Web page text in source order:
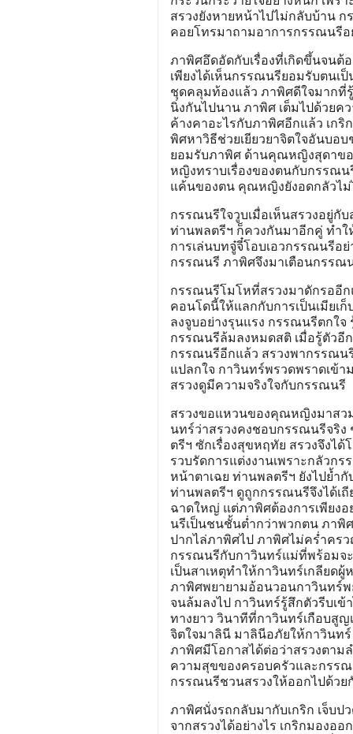
สรวงยังหายหน้าไปไม่กลับบ้าน
คอยโทรมาถามอาการกรรณนรีอ
ภาพิศอึดอัดกับเรื่องที่เกิดขึ้นจนต้
เพียงได้เห็นกรรณนรียอมรับตนเ
ชุดคลุมท้องแล้ว ภาพิศดีใจมากที่
นิ่งกันไปนาน ภาพิศ เต็มไปด้วยค
ค้างคาอะไรกับภาพิศอีกแล้ว เกริ
พิศหาวิธีช่วยเยียวยาจิตใจอันบอ
ยอมรับภาพิศ ด้านคุณหญิงสุดาขอ
หญิงทราบเรื่องของตนกับกรรณน
แค้นของตน คุณหญิงยังอดกลัวไม่
กรรณนรีใจวูบเมื่อเห็นสรวงอยู่
ท่านพลตรีฯ ก็ควงกันมาอีกคู่ ทำใ
การเล่นบทจู๋จี๋โอบเอวกรรณนรีอ
กรรณนรี ภาพิศจึงมาเตือนกรรณ
กรรณนรีโมโหที่สรวงมาดักรออี
คอนโดนี้ให้แลกกับการเป็นเมียเ
ลงจูบอย่างรุนแรง กรรณนรีตกใ
กรรณนรีล้มลงหมดสติ เมื่อรู้ตัวอี
กรรณนรีอีกแล้ว สรวงพากรรณน
แปลกใจ กาวินทร์พรวดพราดเข้
สรวงดูมีความจริงใจกับกรรณนรี
สรวงขอแหวนของคุณหญิงมาสว
นทร์ว่าสรวงคงชอบกรรณนรีจริง
ตรีฯ ซักเรื่องสุขหฤทัย สรวงจึง
รวบรัดการแต่งงานเพราะกลัวก
หน้าตาเฉย ท่านพลตรีฯ ยังไปย้ำ
ท่านพลตรีฯ ดูถูกกรรณนรีจึงได้เ
ฉาดใหญ่ แต่ภาพิศต้องการเพียง
นรีเป็นชนชั้นต่ำกว่าพวกตน ภาพิ
ปากไล่ภาพิศไป ภาพิศไม่คร่ำคร
กรรณนรีกับกาวินทร์แม่ที่พร้อมจ
เป็นสาเหตุทำให้กาวินทร์เกลียด
ภาพิศพยายามอ้อนวอนกาวินทร์
จนล้มลงไป กาวินทร์รู้สึกตัวรีบเข้
ทางยาว วินาทีที่กาวินทร์เกือบสู
จิตใจมาลินี มาลินีอภัยให้กาวินท
ภาพิศมีโอกาสได้ต่อว่าสรวงตาม
ความสุขของครอบครัวและกรรณ
กรรณนรีชวนสรวงให้ออกไปด้วย
ภาพิศนั่งรถกลับมากับเกริก เจ็บ
จากสรวงได้อย่างไร เกริกมองอ